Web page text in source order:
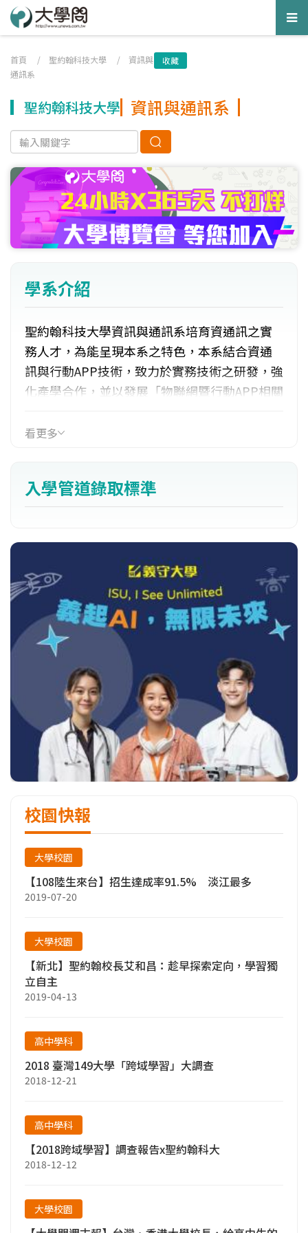
首頁 / 聖約翰科技大學 / 資訊與
通訊系
收藏
聖約翰科技大學 資訊與通訊系
學系介紹
聖約翰科技大學資訊與通訊系培育資通訊之實
務人才，為能呈現本系之特色，本系結合資通
訊與行動APP技術，致力於實務技術之研發，強
化產學合作，並以發展「物聯網暨行動APP相關
APP之應用為發展重點。在全球物聯網及行動
看更多
入學管道錄取標準
校園快報
大學校園
【108陸生來台】招生達成率91.5% 淡江最多
2019-07-20
大學校園
【新北】聖約翰校長艾和昌：趁早探索定向，學習獨
立自主
2019-04-13
高中學科
2018 臺灣149大學「跨域學習」大調查
2018-12-21
高中學科
【2018跨域學習】調查報告x聖約翰科大
2018-12-12
大學校園